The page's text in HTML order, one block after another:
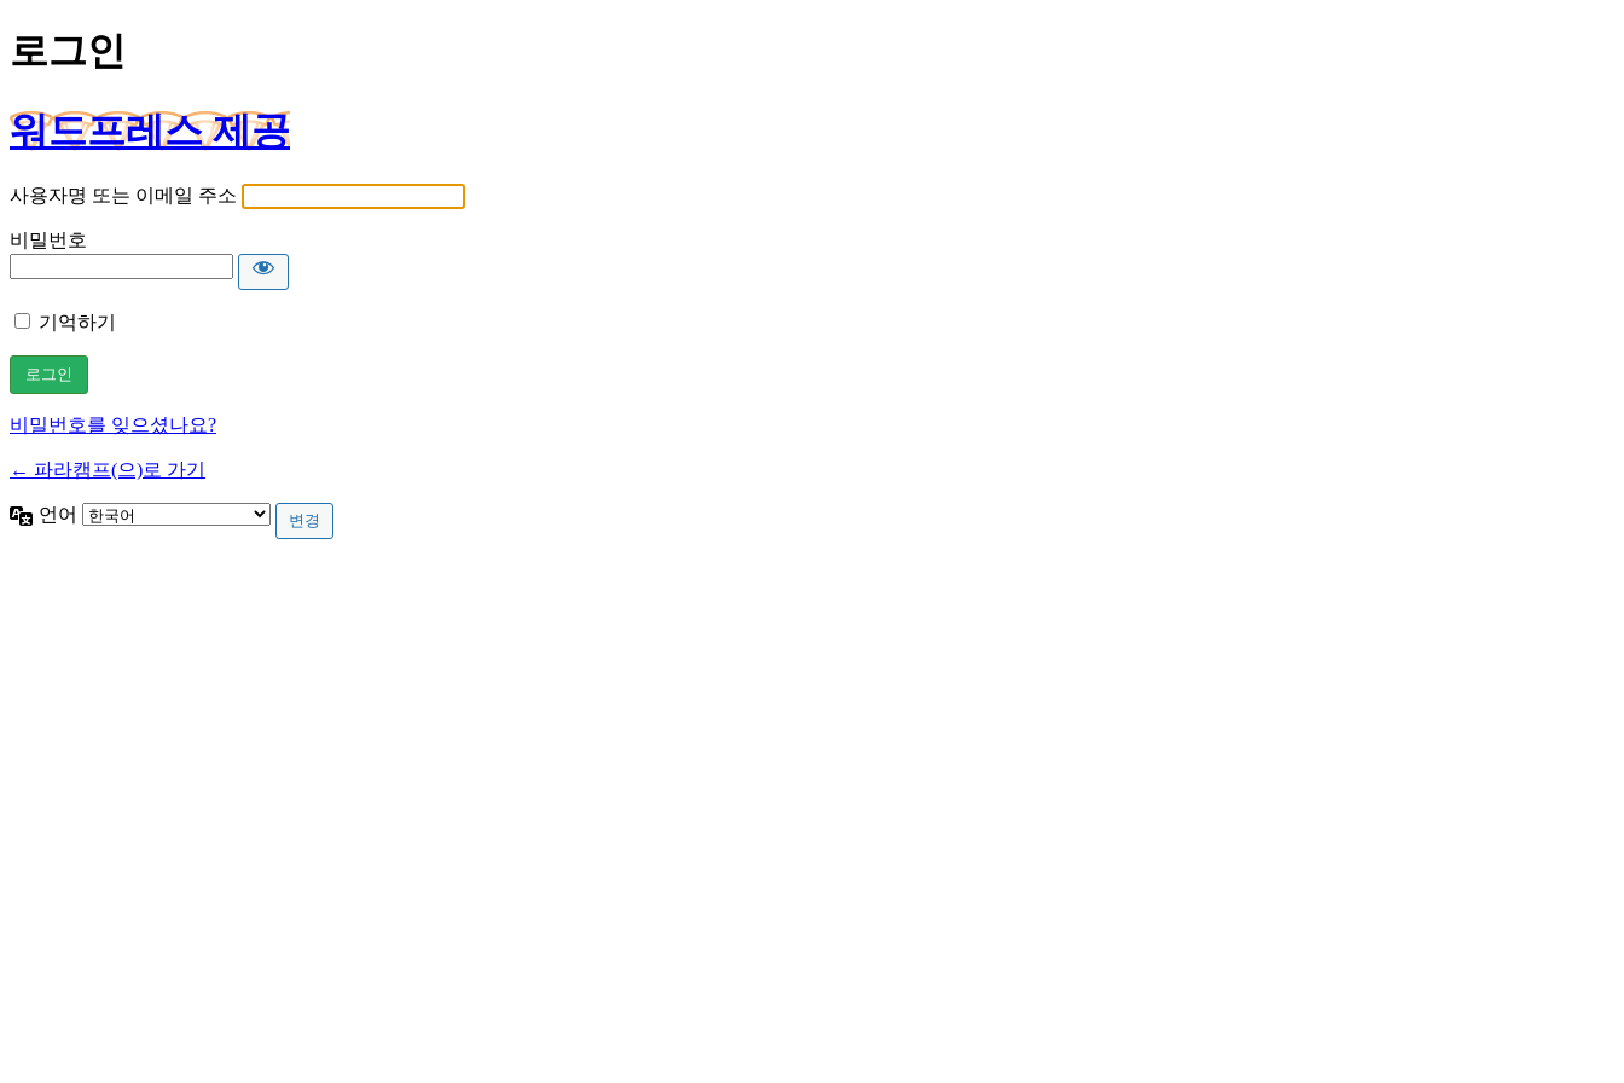
로그인
워드프레스 제공
사용자명 또는 이메일 주소
비밀번호
기억하기
비밀번호를 잊으셨나요?
← 파라캠프(으)로 가기
언어